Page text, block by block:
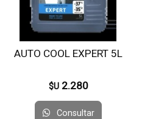
AUTO COOL EXPERT 5L
$U 2.280
Consultar